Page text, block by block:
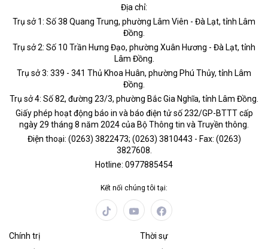
Địa chỉ:
Trụ sở 1: Số 38 Quang Trung, phường Lâm Viên - Đà Lạt, tỉnh Lâm
Đồng.
Trụ sở 2: Số 10 Trần Hưng Đạo, phường Xuân Hương - Đà Lạt, tỉnh
Lâm Đồng.
Trụ sở 3: 339 - 341 Thủ Khoa Huân, phường Phú Thủy, tỉnh Lâm
Đồng.
Trụ sở 4: Số 82, đường 23/3, phường Bắc Gia Nghĩa, tỉnh Lâm Đồng.
Giấy phép hoạt động báo in và báo điện tử số 232/GP-BTTT cấp
ngày 29 tháng 8 năm 2024 của Bộ Thông tin và Truyền thông.
Điện thoại: (0263) 3822473; (0263) 3810443 - Fax: (0263)
3827608.
Hotline: 0977885454
Kết nối chúng tôi tại:
Chính trị
Thời sự